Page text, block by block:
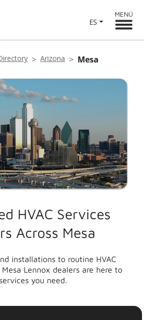
ES
MENÚ
Arizona Mesa
HVAC Services
Across Mesa
installations to routine HVAC
Lennox dealers are here to
you need.